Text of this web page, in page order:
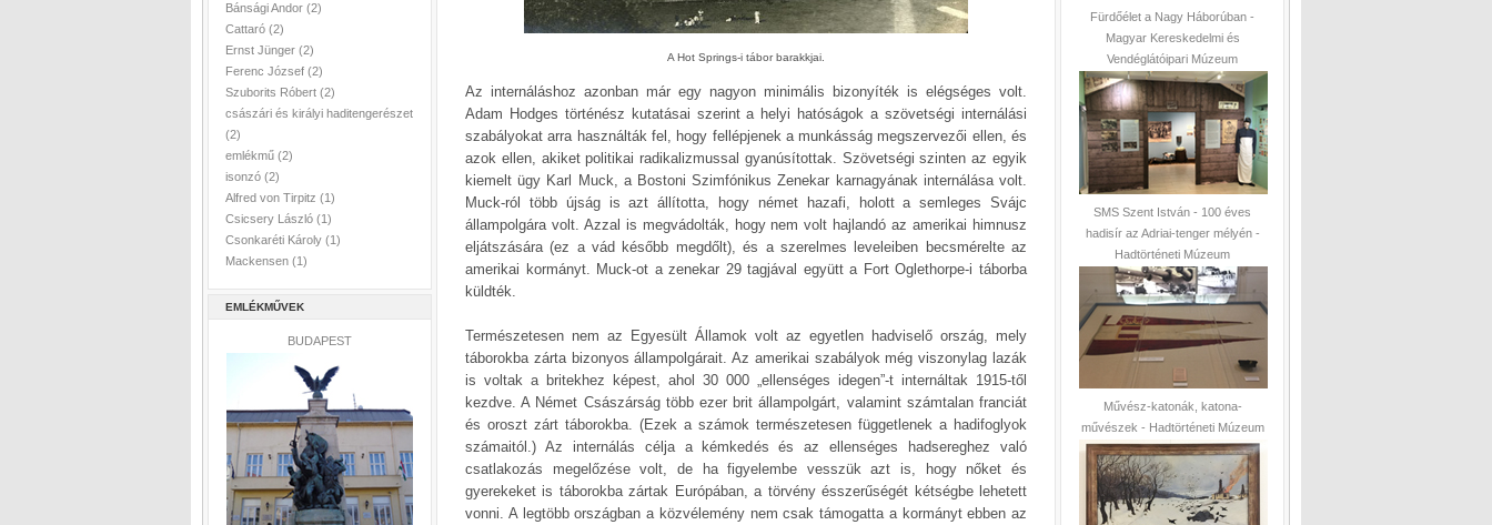
Bánsági Andor (2)
Cattaró (2)
Ernst Jünger (2)
Ferenc József (2)
Szuborits Róbert (2)
császári és királyi haditengerészet
(2)
emlékmű (2)
isonzó (2)
Alfred von Tirpitz (1)
Csicsery László (1)
Csonkaréti Károly (1)
Mackensen (1)
EMLÉKMŰVEK
BUDAPEST
A Hot Springs-i tábor barakkjai.
Az internáláshoz azonban már egy nagyon minimális bizonyíték is elégséges volt.
Adam Hodges történész kutatásai szerint a helyi hatóságok a szövetségi internálási
szabályokat arra használták fel, hogy fellépjenek a munkásság megszervezői ellen, és
azok ellen, akiket politikai radikalizmussal gyanúsítottak. Szövetségi szinten az egyik
kiemelt ügy Karl Muck, a Bostoni Szimfónikus Zenekar karnagyának internálása volt.
Muck-ról több újság is azt állította, hogy német hazafi, holott a semleges Svájc
állampolgára volt. Azzal is megvádolták, hogy nem volt hajlandó az amerikai himnusz
eljátszására (ez a vád később megdőlt), és a szerelmes leveleiben becsmérelte az
amerikai kormányt. Muck-ot a zenekar 29 tagjával együtt a Fort Oglethorpe-i táborba
küldték.
Természetesen nem az Egyesült Államok volt az egyetlen hadviselő ország, mely
táborokba zárta bizonyos állampolgárait. Az amerikai szabályok még viszonylag lazák
is voltak a britekhez képest, ahol 30 000 „ellenséges idegen”-t internáltak 1915-től
kezdve. A Német Császárság több ezer brit állampolgárt, valamint számtalan franciát
és oroszt zárt táborokba. (Ezek a számok természetesen függetlenek a hadifoglyok
számaitól.) Az internálás célja a kémkedés és az ellenséges hadsereghez való
csatlakozás megelőzése volt, de ha figyelembe vesszük azt is, hogy nőket és
gyerekeket is táborokba zártak Európában, a törvény ésszerűségét kétségbe lehetett
vonni. A legtöbb országban a közvélemény nem csak támogatta a kormányt ebben az
Fürdőélet a Nagy Háborúban -
Magyar Kereskedelmi és
Vendéglátóipari Múzeum
SMS Szent István - 100 éves
hadisír az Adriai-tenger mélyén -
Hadtörténeti Múzeum
Művész-katonák, katona-
művészek - Hadtörténeti Múzeum